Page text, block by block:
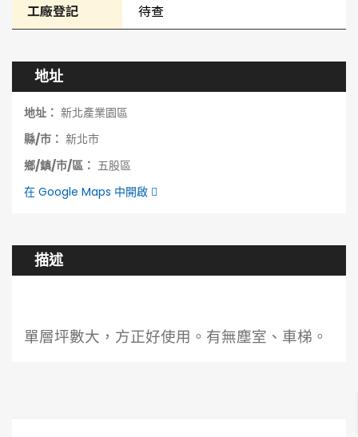
描述
單層坪數大，方正好使用。有無塵室、車梯。
地址
地址： 新北產業園區
縣/市： 新北市
鄉/鎮/市/區： 五股區
在 Google Maps 中開啟
工廠登記
待查